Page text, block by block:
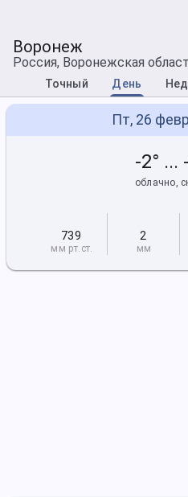
Воронеж
Россия, Воронежская
Точный День
Пт, 26
-2° ...
облачно,
739
мм рт.ст.
2
мм